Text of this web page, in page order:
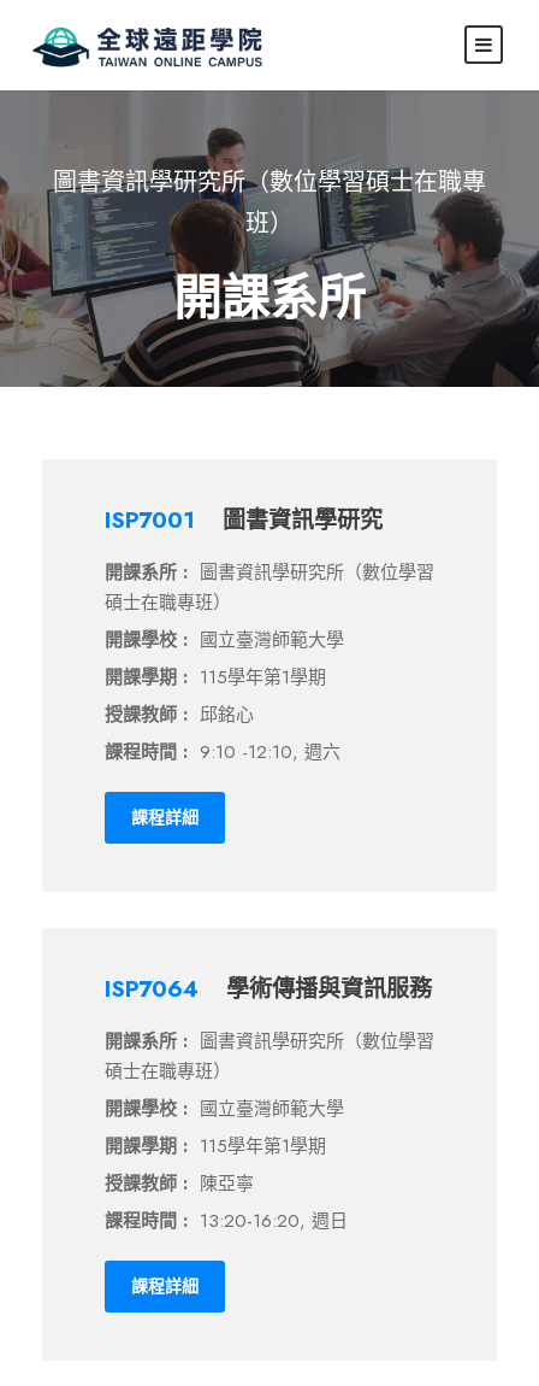
圖書資訊學研究所（數位學習碩士在職專
班）
開課系所
ISP7001 圖書資訊學研究
開課系所 : 圖書資訊學研究所（數位學習
碩士在職專班）
開課學校 : 國立臺灣師範大學
開課學期 : 115學年第1學期
授課教師 : 邱銘心
課程時間 : 9:10 -12:10, 週六
課程詳細
ISP7064 學術傳播與資訊服務
開課系所 : 圖書資訊學研究所（數位學習
碩士在職專班）
開課學校 : 國立臺灣師範大學
開課學期 : 115學年第1學期
授課教師 : 陳亞寧
課程時間 : 13:20-16:20, 週日
課程詳細